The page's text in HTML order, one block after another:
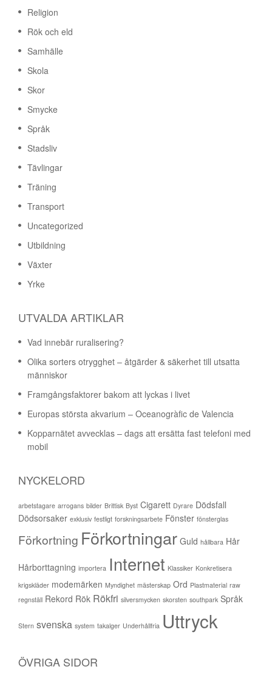
Religion
Rök och eld
Samhälle
Skola
Skor
Smycke
Språk
Stadsliv
Tävlingar
Träning
Transport
Uncategorized
Utbildning
Växter
Yrke
UTVALDA ARTIKLAR
Vad innebär ruralisering?
Olika sorters otrygghet – åtgärder & säkerhet till utsatta
människor
Framgångsfaktorer bakom att lyckas i livet
Europas största akvarium – Oceanogràfic de Valencia
Kopparnätet avvecklas – dags att ersätta fast telefoni med
mobil
NYCKELORD
arbetstagare arrogans bilder Brittisk Byst Cigarett Dyrare Dödsfall
Dödsorsaker exklusiv festligt forskningsarbete Fönster fönsterglas
Förkortning Förkortningar Guld hållbara Hår
Hårborttagning importera Internet Klassiker Konkretisera
krigskläder modemärken Myndighet mästerskap Ord Plastmaterial raw
regnställ Rekord Rök Rökfri silversmycken skorsten southpark Språk
Stern svenska system takalger Underhållfria Uttryck
ÖVRIGA SIDOR